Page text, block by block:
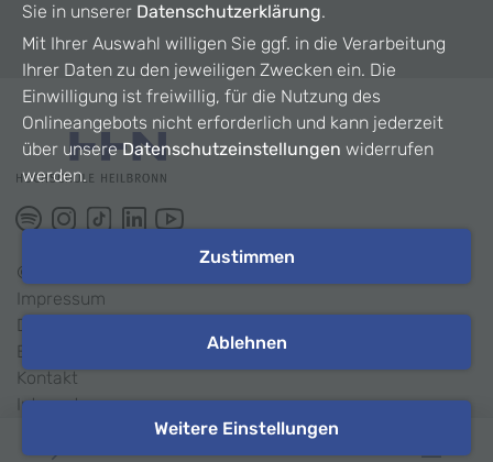
©
Impressum
Datenschutz
Barrierefreiheit
Kontakt
Intranet
Sie in unserer Datenschutzerklärung.
Mit Ihrer Auswahl willigen Sie ggf. in die Verarbeitung
Ihrer Daten zu den jeweiligen Zwecken ein. Die
Einwilligung ist freiwillig, für die Nutzung des
Onlineangebots nicht erforderlich und kann jederzeit
über unsereDatenschutzeinstellungen widerrufen
werden.
Zustimmen
Ablehnen
Weitere Einstellungen